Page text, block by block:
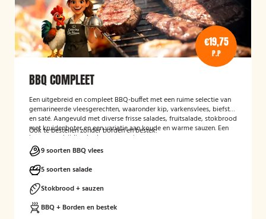
€19,75
P.P
BBQ COMPLEET
Een uitgebreid en compleet BBQ-buffet met een ruime selectie van
gemarineerde vleesgerechten, waaronder kip, varkensvlees, biefstuk
en saté. Aangevuld met diverse frisse salades, fruitsalade, stokbrood
met kruidenboter en een variatie aan koude en warme sauzen. Een
luxe en veelzijdige barbecue-ervaring voor groepen en
evenementen.
Ook te bestellen zonder borden en bestek!
9 soorten BBQ vlees
5 soorten salade
Stokbrood + sauzen
BBQ + Borden en bestek